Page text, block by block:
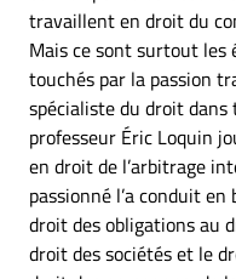
travaillent en droit du
Mais ce sont surtout
touchés par la passion
spécialiste du droit dans
professeur Éric Loquin
en droit de l’arbitrage
passionné l’a conduit
droit des obligations au
droit des sociétés et le